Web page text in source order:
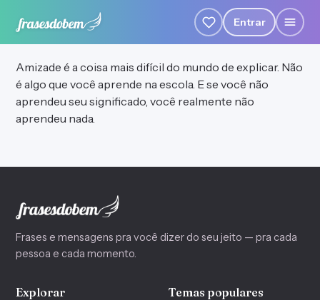
Entrar
Amizade é a coisa mais difícil do mundo de explicar. Não
é algo que você aprende na escola. E se você não
aprendeu seu significado, você realmente não
aprendeu nada.
Frases e mensagens pra você dizer do seu jeito — pra cada
pessoa e cada momento.
Explorar Temas populares